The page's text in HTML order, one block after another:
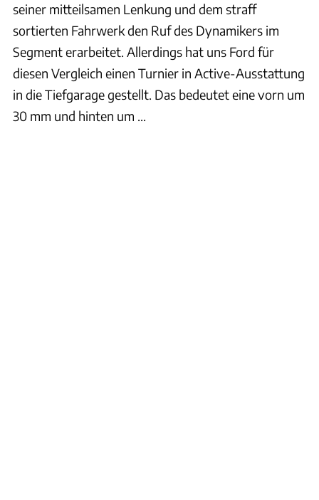
seiner mitteilsamen Lenkung und dem straff
sortierten Fahrwerk den Ruf des Dynamikers im
Segment erarbeitet. Allerdings hat uns Ford für
diesen Vergleich einen Turnier in Active-Ausstattung
in die Tiefgarage gestellt. Das bedeutet eine vorn um
30 mm und hinten um ...